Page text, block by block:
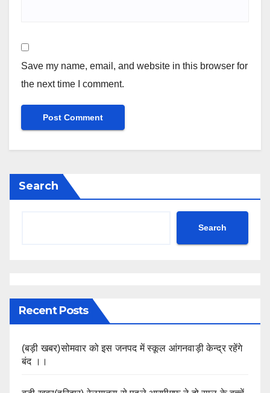
Save my name, email, and website in this browser for
the next time I comment.
Search
Search
Recent Posts
(बड़ी खबर)सोमवार को इस जनपद में स्कूल आंगनवाड़ी केन्द्र रहेंगे
बंद ।।